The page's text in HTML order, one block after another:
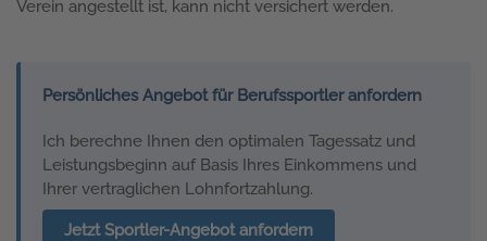
Verein angestellt ist, kann nicht versichert werden.
Persönliches Angebot für Berufssportler anfordern
Ich berechne Ihnen den optimalen Tagessatz und
Leistungsbeginn auf Basis Ihres Einkommens und
Ihrer vertraglichen Lohnfortzahlung.
Jetzt Sportler-Angebot anfordern